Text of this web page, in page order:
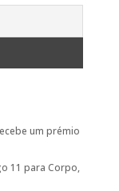
um prémio
11 para Corpo,